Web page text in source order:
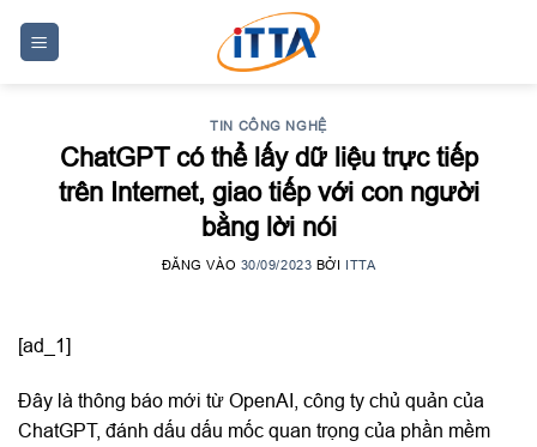
TIN CÔNG NGHỆ
ChatGPT có thể lấy dữ liệu trực tiếp
trên Internet, giao tiếp với con người
bằng lời nói
ĐĂNG VÀO 30/09/2023 BỞI ITTA
[ad_1]
Đây là thông báo mới từ OpenAI, công ty chủ quản của
ChatGPT, đánh dấu dấu mốc quan trọng của phần mềm